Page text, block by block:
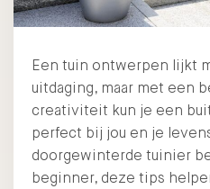
Een tuin ontwerpen lijkt
uitdaging, maar met een
creativiteit kun je een
perfect bij jou en je
doorgewinterde tuinier
beginner, deze tips